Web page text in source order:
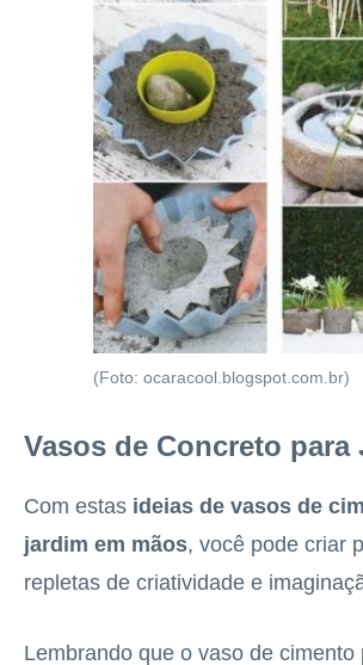
(Foto: ocaracool.blogspot.com.br)
Vasos de Concreto para
Com estas ideias de vasos de
jardim em mãos, você pode criar
repletas de criatividade e
Lembrando que o vaso de cimento